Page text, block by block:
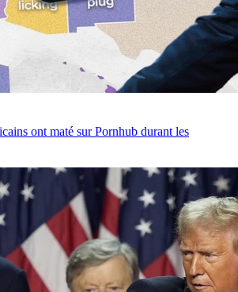
ont maté sur Pornhub durant les